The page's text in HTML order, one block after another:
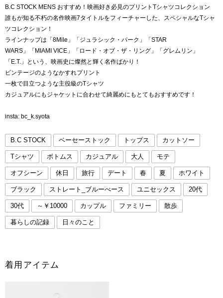
B.C STOCK MENS おすすめ！映画好き必見のプリントTシャツコレクション
誰もが知る不朽の名作映画7タイトルをフィーチャーした、スペシャルなTシャ
ツコレクション！
ラインナップは「8Mile」「ジュラシック・パーク」「STAR
WARS」「MIAMI VICE」「ロード・オブ・ザ・リング」「グレムリン」
「E.T.」という、映画史に燦然と輝く名作ばかり！
ビンテージのようなかすれプリント
一枚で目立つような主役級のTシャツ
カジュアルにもジャケットに合わせて綺麗めにもとてもおすすめです！
insta: bc_k.syota
B.C STOCK ベーセーストック トップス カットソー
Tシャツ ボトムス カジュアル 大人 モテ
オフシーン 休日 旅行 デート 春 夏 ホワイト
ブラック ストレート_ブルーべース ユニセックス 20代
30代 ～￥10000 カップル ファミリー 散歩
暮らしの記録 日々のこと
着用アイテム